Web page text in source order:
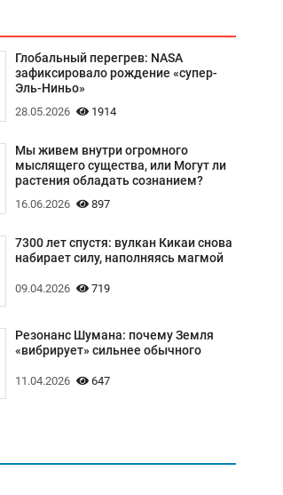
Глобальный перегрев: NASA
зафиксировало рождение «супер-
Эль-Ниньо»
28.05.2026 1914
Мы живем внутри огромного
мыслящего существа, или Могут ли
растения обладать сознанием?
16.06.2026 897
7300 лет спустя: вулкан Кикаи снова
набирает силу, наполняясь магмой
09.04.2026 719
Резонанс Шумана: почему Земля
«вибрирует» сильнее обычного
11.04.2026 647